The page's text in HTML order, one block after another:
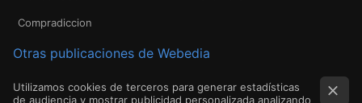
Compradiccion
Otras publicaciones de Webedia
Utilizamos cookies de terceros para generar estadísticas
de audiencia y mostrar publicidad personalizada analizando